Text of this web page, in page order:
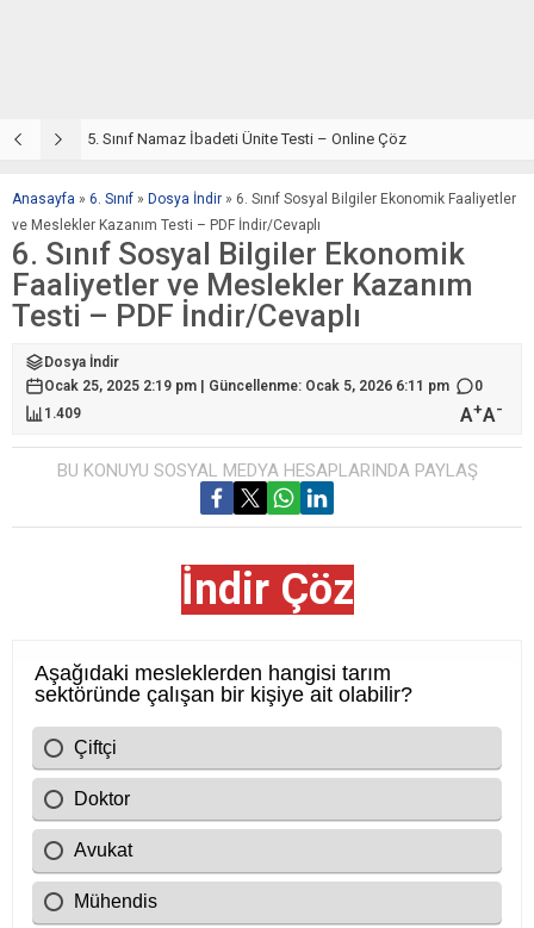
5. Sınıf Namaz İbadeti Ünite Testi – Online Çöz
Anasayfa » 6. Sınıf » Dosya İndir » 6. Sınıf Sosyal Bilgiler Ekonomik Faaliyetler
ve Meslekler Kazanım Testi – PDF İndir/Cevaplı
6. Sınıf Sosyal Bilgiler Ekonomik
Faaliyetler ve Meslekler Kazanım
Testi – PDF İndir/Cevaplı
Dosya İndir
Ocak 25, 2025 2:19 pm | Güncellenme: Ocak 5, 2026 6:11 pm
0
1.409
A+A-
BU KONUYU SOSYAL MEDYA HESAPLARINDA PAYLAŞ
İndir Çöz